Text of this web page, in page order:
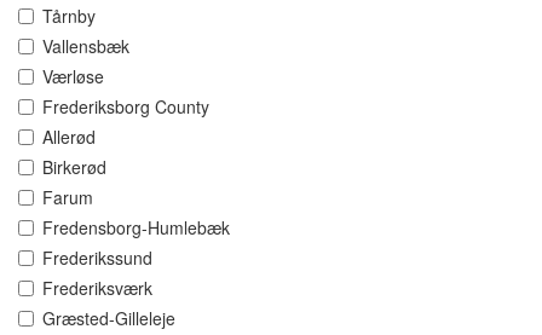
Tårnby
Vallensbæk
Værløse
Frederiksborg County
Allerød
Birkerød
Farum
Fredensborg-Humlebæk
Frederikssund
Frederiksværk
Græsted-Gilleleje